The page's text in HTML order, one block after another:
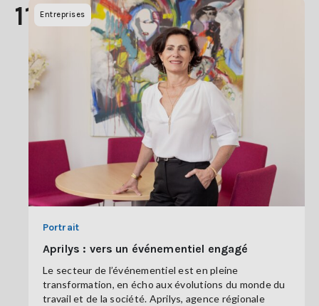
11 Entreprises
Portrait
Aprilys : vers un événementiel engagé
Le secteur de l’événementiel est en pleine
transformation, en écho aux évolutions du monde du
travail et de la société. Aprilys, agence régionale